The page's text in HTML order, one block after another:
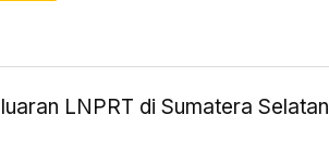
LNPRT di Sumatera Selatan